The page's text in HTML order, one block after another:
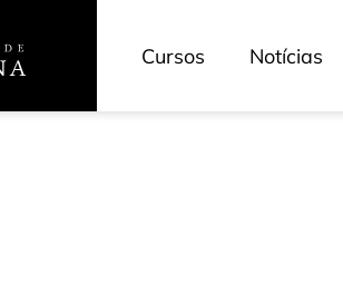
Cursos Notícias